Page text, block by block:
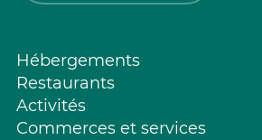
Hébergements
Restaurants
Activités
Commerces et services